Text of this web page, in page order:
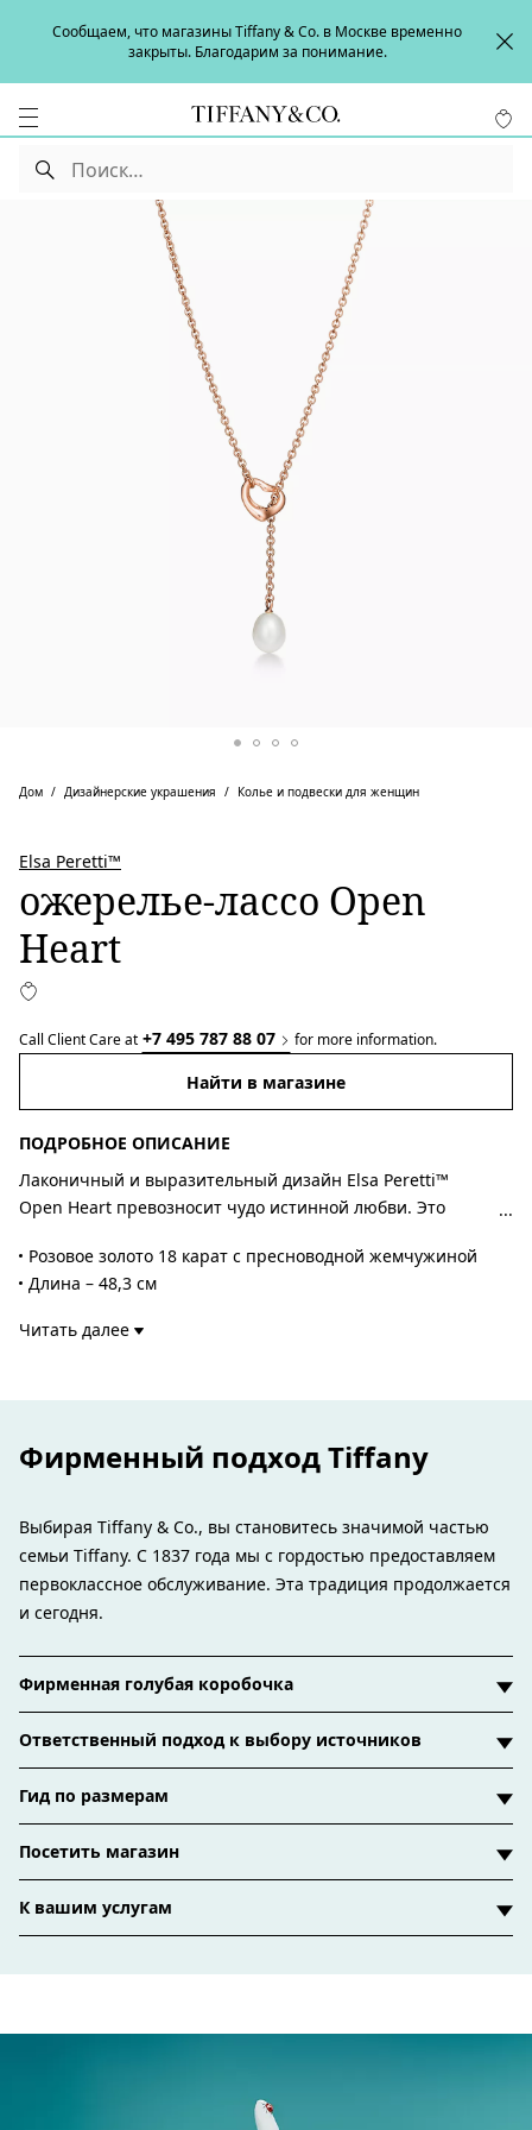
Сообщаем, что магазины Tiffany & Co. в Москве временно
закрыты. Благодарим за понимание.
Дом Дизайнерские украшения Колье и подвески для женщин
Elsa Peretti™
ожерелье-лассо Open
Heart
Call Client Care at +7 495 787 88 07 for more information.
Найти в магазине
ПОДРОБНОЕ ОПИСАНИЕ
Лаконичный и выразительный дизайн Elsa Peretti™
Open Heart превозносит чудо истинной любви. Это
акцентом – жемчужиной.
Розовое золото 18 карат с пресноводной жемчужиной
Длина – 48,3 см
Авторский дизайн Эльзы Перетти
Читать далее
Фирменный подход Tiffany
Выбирая Tiffany & Co., вы становитесь значимой частью
семьи Tiffany. С 1837 года мы с гордостью предоставляем
первоклассное обслуживание. Эта традиция продолжается
и сегодня.
Фирменная голубая коробочка
Ответственный подход к выбору источников
Гид по размерам
Посетить магазин
К вашим услугам